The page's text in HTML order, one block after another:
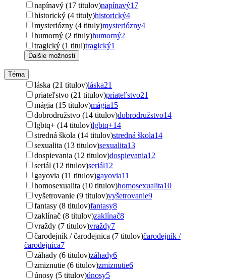
napínavý (17 titulov)napínavý17
historický (4 tituly)historický4
mysteriózny (4 tituly)mysteriózny4
humorný (2 tituly)humorný2
tragický (1 titul)tragický1
Ďalšie možnosti
Téma
láska (21 titulov)láska21
priateľstvo (21 titulov)priateľstvo21
mágia (15 titulov)mágia15
dobrodružstvo (14 titulov)dobrodružstvo14
lgbtq+ (14 titulov)lgbtq+14
stredná škola (14 titulov)stredná škola14
sexualita (13 titulov)sexualita13
dospievania (12 titulov)dospievania12
seriál (12 titulov)seriál12
gayovia (11 titulov)gayovia11
homosexualita (10 titulov)homosexualita10
vyšetrovanie (9 titulov)vyšetrovanie9
fantasy (8 titulov)fantasy8
zaklínač (8 titulov)zaklínač8
vraždy (7 titulov)vraždy7
čarodejník / čarodejnica (7 titulov)čarodejník /
čarodejnica7
záhady (6 titulov)záhady6
zmiznutie (6 titulov)zmiznutie6
únosy (5 titulov)únosy5